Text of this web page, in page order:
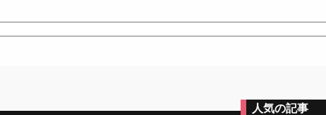
人気の記事